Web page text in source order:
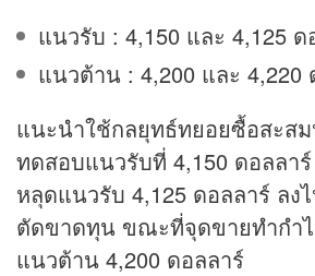
แนวรับ : 4,150 และ 4,125 ด
แนวต้าน : 4,200 และ 4,220
แนะนำใช้กลยุทธ์ทยอยซื้อสะสม
ทดสอบแนวรับที่ 4,150 ดอลลา
หลุดแนวรับ 4,125 ดอลลาร์ ลง
ตัดขาดทุน ขณะที่จุดขายทำกำ
แนวต้าน 4,200 ดอลลาร์